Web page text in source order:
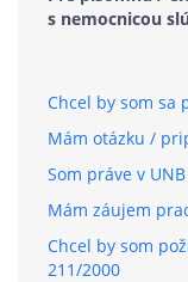
s nemocnicou
Chcel by som sa
Mám otázku /
Som práve v
Mám záujem
Chcel by som
211/2000